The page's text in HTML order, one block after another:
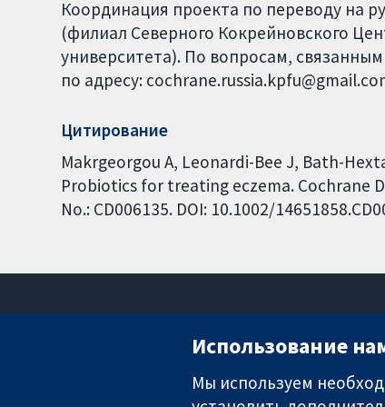
Координация проекта по переводу на
(филиал Северного Кокрейновского
университета). По вопросам,
по адресу:
Цитирование
Makrgeorgou A, Leonardi-Bee J, Bath-
Probiotics for treating eczema. Cochrane
No.: CD006135. DOI: 10.1002/
Использование
Мы используем